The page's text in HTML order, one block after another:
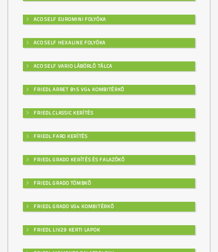
ACO SELF EUROMINI FOLYÓKA
ACO SELF HEXALINE FOLYÓKA
ACO SELF VARIO LÁBÖRLŐ TÁLCA
FRIEDL ARRET B15 VG4 KOMBITÉRKŐ
FRIEDL CLASSIC KERÍTÉS
FRIEDL FARO KERÍTÉS
FRIEDL GRADO KERÍTÉS ÉS FALAZÓKŐ
FRIEDL GRADO TÖMBKŐ
FRIEDL GRADO VG4 KOMBITÉRKŐ
FRIEDL LIV29 KERTI LAPOK